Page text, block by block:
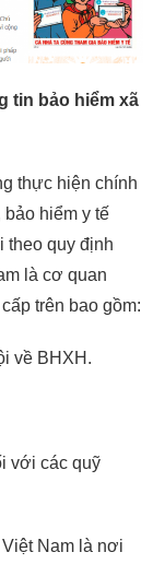
tin bảo hiểm xã
thực hiện chính
bảo hiểm y tế
theo quy định
là cơ quan
trên bao gồm:
về BHXH.
với các quỹ
Nam là nơi